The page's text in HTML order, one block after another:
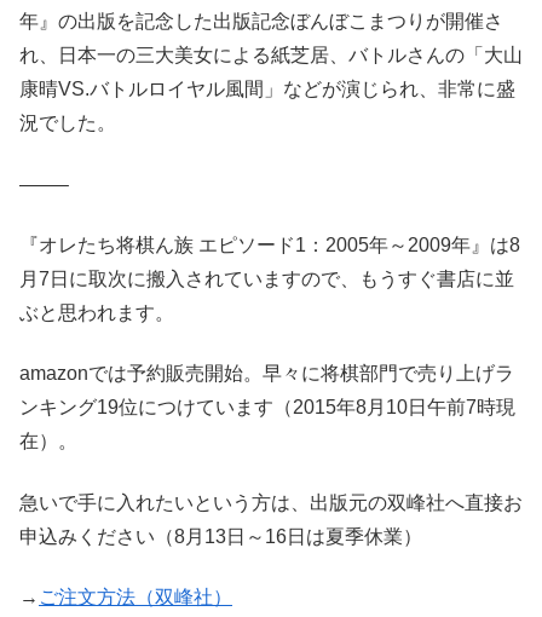
年』の出版を記念した出版記念ぼんぼこまつりが開催さ
れ、日本一の三大美女による紙芝居、バトルさんの「大山
康晴VS.バトルロイヤル風間」などが演じられ、非常に盛
況でした。
——–
『オレたち将棋ん族 エピソード1：2005年～2009年』は8
月7日に取次に搬入されていますので、もうすぐ書店に並
ぶと思われます。
amazonでは予約販売開始。早々に将棋部門で売り上げラ
ンキング19位につけています（2015年8月10日午前7時現
在）。
急いで手に入れたいという方は、出版元の双峰社へ直接お
申込みください（8月13日～16日は夏季休業）
→ ご注文方法（双峰社）